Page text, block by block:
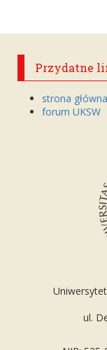
Przydatne
strona
forum UKSW
ul.